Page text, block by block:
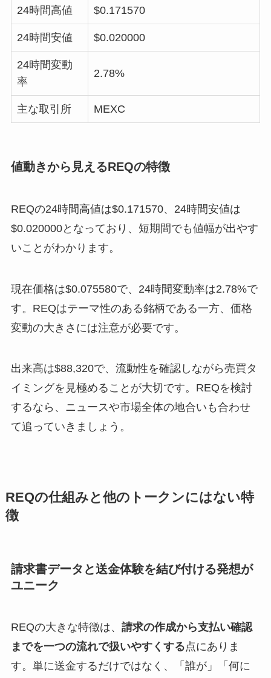
24時間高値 $0.171570
24時間安値 $0.020000
24時間変動
率
2.78%
主な取引所 MEXC
値動きから見えるREQの特徴
REQの24時間高値は$0.171570、24時間安値は
$0.020000となっており、短期間でも値幅が出やす
いことがわかります。
現在価格は$0.075580で、24時間変動率は2.78%で
す。REQはテーマ性のある銘柄である一方、価格
変動の大きさには注意が必要です。
出来高は$88,320で、流動性を確認しながら売買タ
イミングを見極めることが大切です。REQを検討
するなら、ニュースや市場全体の地合いも合わせ
て追っていきましょう。
REQの仕組みと他のトークンにはない特
徴
請求書データと送金体験を結び付ける発想が
ユニーク
REQの大きな特徴は、 請求の作成から支払い確認
までを一つの流れで扱いやすくする点にありま
す。単に送金するだけではなく、「誰が」「何に